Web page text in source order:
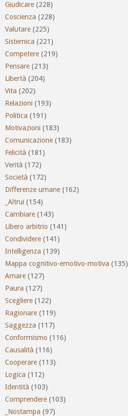
Giudicare (228)
Coscienza (228)
Valutare (225)
Sistemica (221)
Competere (219)
Pensare (213)
Libertà (204)
Vita (202)
Relazioni (193)
Politica (191)
Motivazioni (183)
Comunicazione (183)
Felicità (181)
Verità (172)
Società (172)
Differenze umane (162)
_Altrui (154)
Cambiare (143)
Libero arbitrio (141)
Condividere (141)
Intelligenza (139)
Mappa cognitivo-emotivo-motiva (135)
Amare (127)
Paura (127)
Scegliere (122)
Ragionare (119)
Saggezza (117)
Conformismo (116)
Causalità (116)
Cooperare (113)
Logica (112)
Identità (103)
Comprendere (103)
_Nostampa (97)